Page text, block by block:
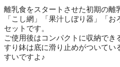
離乳食をスタートさせた初期の離
「こし網」「果汁しぼり器」「
セットです。
ご使用後はコンパクトに収納でき
すり鉢は底に滑り止めがついてい
すいですよ♪